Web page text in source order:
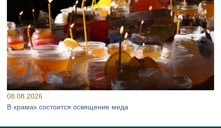
08.08.2026
В храмах состоится освящение меда